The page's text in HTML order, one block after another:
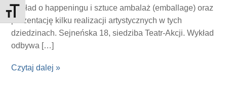
Toggle Font size
wykład o happeningu i sztuce ambalaż (emballage) oraz
prezentację kilku realizacji artystycznych w tych
dziedzinach. Sejneńska 18, siedziba Teatr-Akcji. Wykład
odbywa […]
Czytaj dalej »